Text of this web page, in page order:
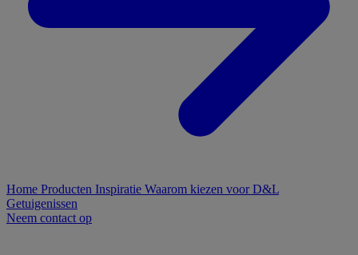
Home Producten Inspiratie Waarom kiezen voor D&L
Getuigenissen
Neem contact op